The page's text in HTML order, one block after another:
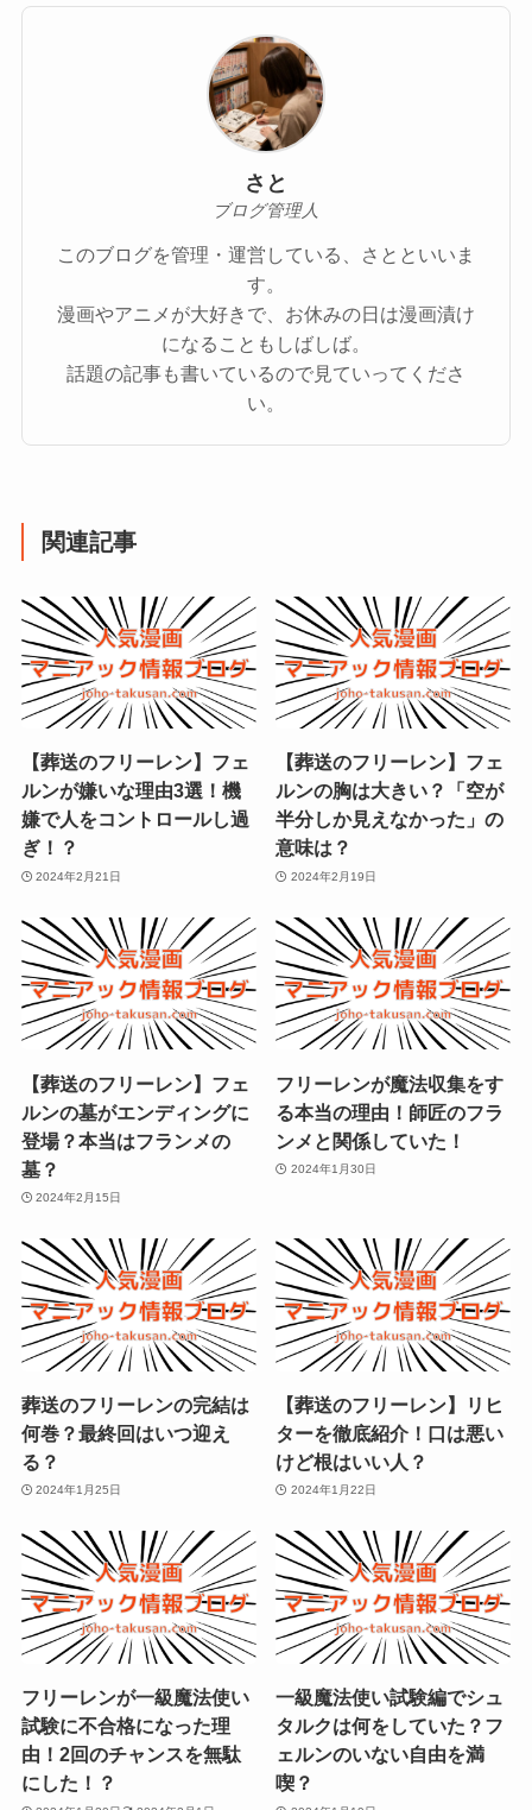
さと
ブログ管理人
このブログを管理・運営している、さとといいま
す。
漫画やアニメが大好きで、お休みの日は漫画漬け
になることもしばしば。
話題の記事も書いているので見ていってくださ
い。
関連記事
【葬送のフリーレン】フェ
ルンが嫌いな理由3選！機
嫌で人をコントロールし過
ぎ！？
2024年2月21日
【葬送のフリーレン】フェ
ルンの胸は大きい？「空が
半分しか見えなかった」の
意味は？
2024年2月19日
【葬送のフリーレン】フェ
ルンの墓がエンディングに
登場？本当はフランメの
墓？
2024年2月15日
フリーレンが魔法収集をす
る本当の理由！師匠のフラ
ンメと関係していた！
2024年1月30日
葬送のフリーレンの完結は
何巻？最終回はいつ迎え
る？
2024年1月25日
【葬送のフリーレン】リヒ
ターを徹底紹介！口は悪い
けど根はいい人？
2024年1月22日
フリーレンが一級魔法使い
試験に不合格になった理
由！2回のチャンスを無駄
にした！？
一級魔法使い試験編でシュ
タルクは何をしていた？フ
ェルンのいない自由を満
喫？